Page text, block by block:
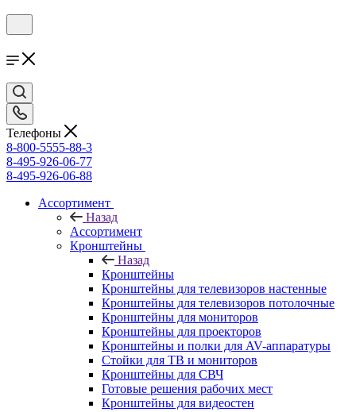
Телефоны
8-800-5555-88-3
8-495-926-06-77
8-495-926-06-88
Ассортимент
Назад
Ассортимент
Кронштейны
Назад
Кронштейны
Кронштейны для телевизоров настенные
Кронштейны для телевизоров потолочные
Кронштейны для мониторов
Кронштейны для проекторов
Кронштейны и полки для AV-аппаратуры
Стойки для ТВ и мониторов
Кронштейны для СВЧ
Готовые решения рабочих мест
Кронштейны для видеостен